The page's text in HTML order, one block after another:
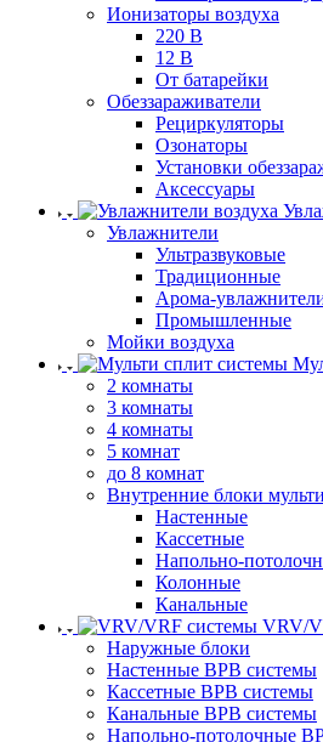
Ионизаторы воздуха
220 В
12 В
От батарейки
Обеззараживатели
Рециркуляторы
Озонаторы
Установки
Аксессуары
Увлажнители
Ультразвуковые
Традиционные
Арома-
Промышленные
Мойки воздуха
2 комнаты
3 комнаты
4 комнаты
5 комнат
до 8 комнат
Внутренние блоки
Настенные
Кассетные
Напольно-
Колонные
Канальные
VRV/
Наружные блоки
Настенные ВРВ системы
Кассетные ВРВ системы
Канальные ВРВ системы
Напольно-потолочные